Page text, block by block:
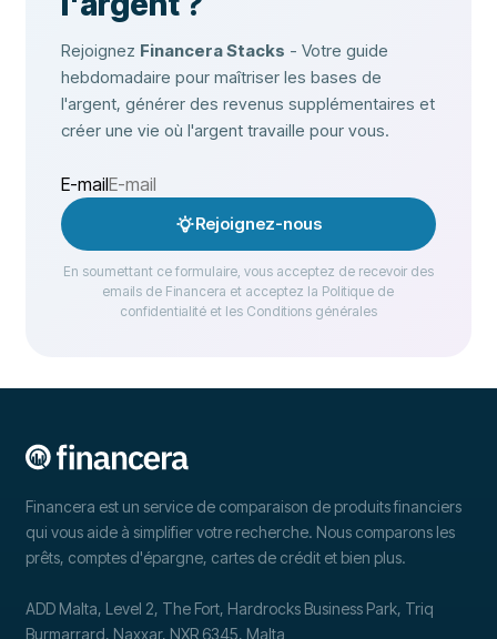
Rejoignez Financera Stacks - Votre guide
hebdomadaire pour maîtriser les bases de
l'argent, générer des revenus supplémentaires et
créer une vie où l'argent travaille pour vous.
E-mail
Rejoignez-nous
En soumettant ce formulaire, vous acceptez de recevoir des
emails de Financera et acceptez la Politique de
confidentialité et les Conditions générales
Financera est un service de comparaison de produits financiers
qui vous aide à simplifier votre recherche. Nous comparons les
prêts, comptes d'épargne, cartes de crédit et bien plus.
ADD Malta, Level 2, The Fort, Hardrocks Business Park, Triq
Burmarrard, Naxxar, NXR 6345, Malta